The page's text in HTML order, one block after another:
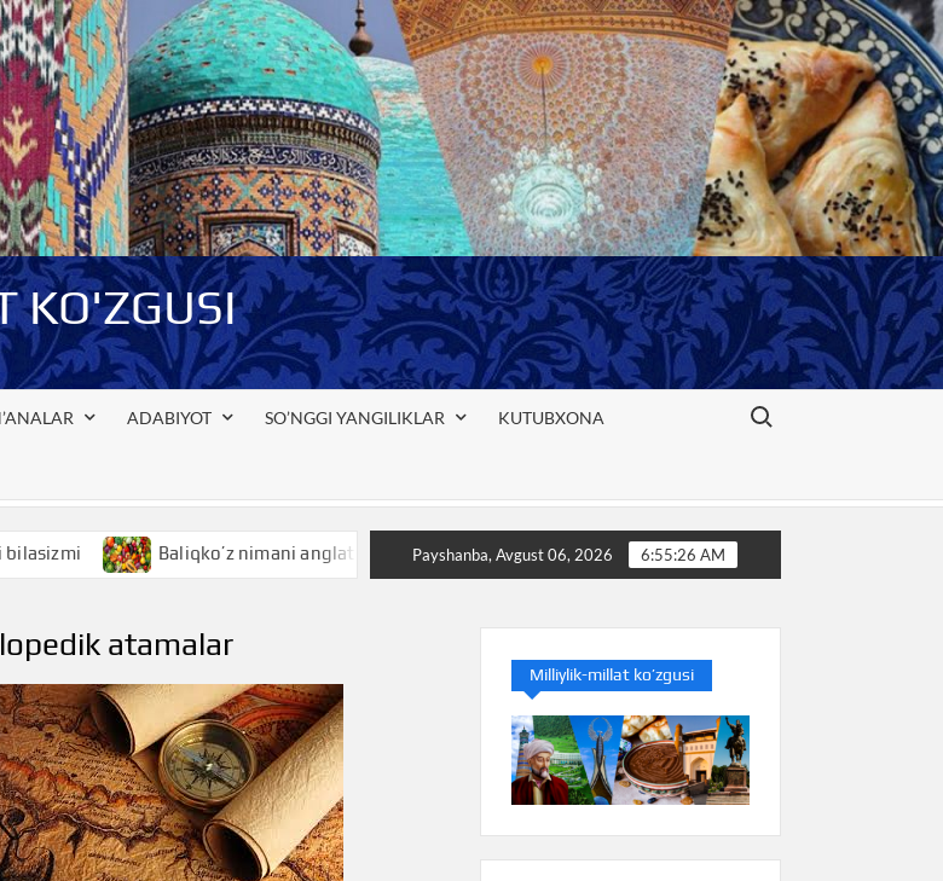
KO'ZGUSI
ADABIYOT SO’NGGI YANGILIKLAR KUTUBXONA
Search for:
Baliqko’z nimani anglatishini bilasizmi Baliq nimani anglatishini bilasizmi
Payshanba, Avgust 06, 2026 6:55:27 AM
atamalar
Milliylik-millat ko’zgusi